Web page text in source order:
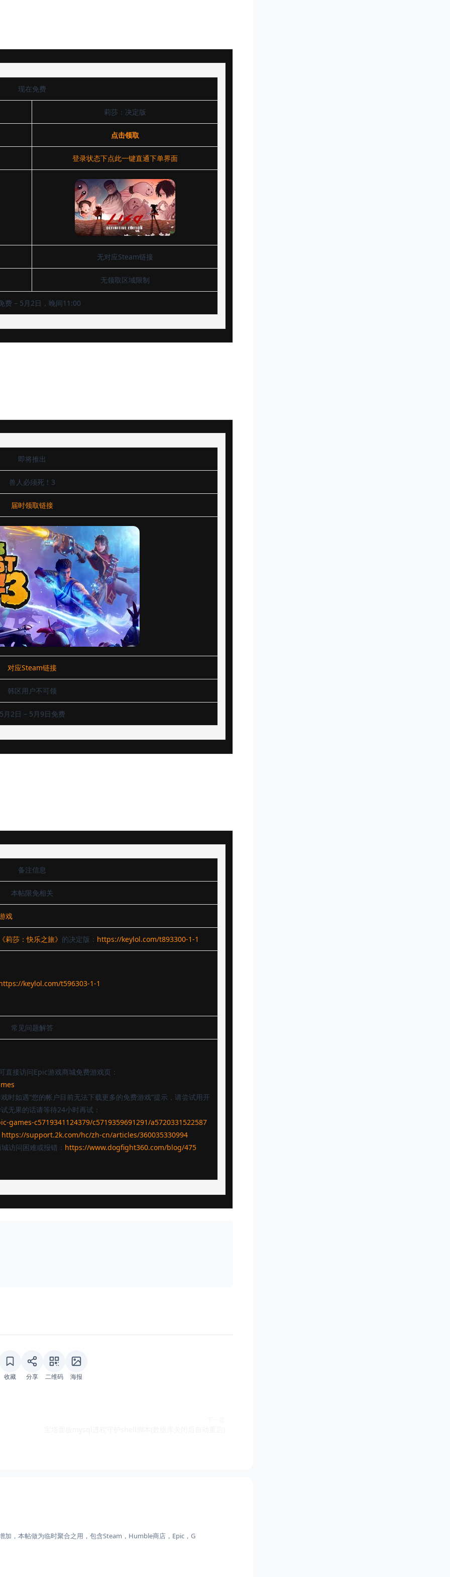
现在免费
莉莎：决定版
点击领取
登录状态下点此一键直通下单界面
无对应Steam链接
无领取区域限制
费 – 5月2日，晚间11:00
即将推出
兽人必须死！3
届时领取链接
对应Steam链接
韩区用户不可领
月2日 – 5月9日免费
备注信息
本帖限免相关
戏
莉莎：快乐之旅》 的决定版： https://keylol.com/t893300-1-1
keylol.com/t596303-1-1
常见问题解答
接访问Epic游戏商城免费游戏页：
时如遇“您的帐户目前无法下载更多的免费游戏”提示，请尝试用开
无果的话请等待24小时再试：
c5719341124379/c5719359691291/a5720331522587
https://support.2k.com/hc/zh-cn/articles/360035330994
访问困难或报错： https://www.dogfight360.com/blog/475
收藏 分享 二维码 海报
加，本帖做为临时聚合之用，包含Steam，Humble商店，Epic，G